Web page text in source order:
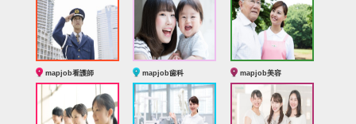
mapjob看護師 mapjob歯科 mapjob美容